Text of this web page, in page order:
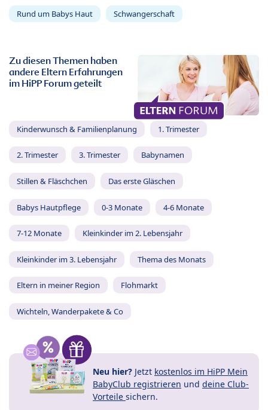
Rund um Babys Haut Schwangerschaft
Zu diesen Themen haben
andere Eltern Erfahrungen
im HiPP Forum geteilt
Kinderwunsch & Familienplanung 1. Trimester
2. Trimester 3. Trimester Babynamen
Stillen & Fläschchen Das erste Gläschen
Babys Hautpflege 0-3 Monate 4-6 Monate
7-12 Monate Kleinkinder im 2. Lebensjahr
Kleinkinder im 3. Lebensjahr Thema des Monats
Eltern in meiner Region Flohmarkt
Wichteln, Wanderpakete & Co
Neu hier? Jetzt kostenlos im HiPP Mein
BabyClub registrieren und deine Club-
Vorteile sichern.